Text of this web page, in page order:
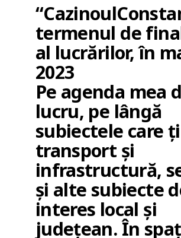
termenul de
al lucrărilor, în
2023
Pe agenda mea
lucru, pe lângă
subiectele care
transport și
infrastructură,
și alte subiecte
interes local și
județean. În